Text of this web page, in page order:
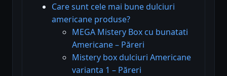
Care sunt cele mai bune dulciuri
americane produse?
MEGA Mistery Box cu bunatati
Americane – Păreri
Mistery box dulciuri Americane
varianta 1 – Păreri